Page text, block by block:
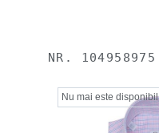
NR. 104958975
Nu mai este disponibil